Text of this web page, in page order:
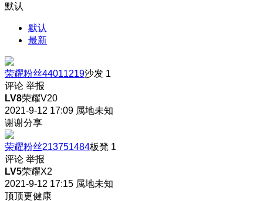
默认
默认
最新
荣耀粉丝44011219沙发 1
评论 举报
LV8荣耀V20
2021-9-12 17:09 属地未知
谢谢分享
荣耀粉丝213751484板凳 1
评论 举报
LV5荣耀X2
2021-9-12 17:15 属地未知
顶顶更健康